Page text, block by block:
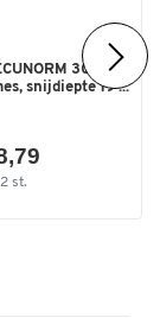
300
snijdiepte 19 ...
st.